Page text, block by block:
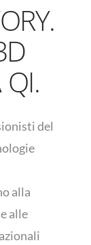
del
alla
alle